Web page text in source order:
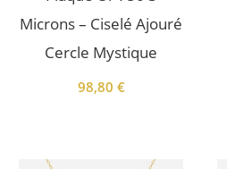
Microns – Ciselé Ajouré
Cercle Mystique
98,80 €